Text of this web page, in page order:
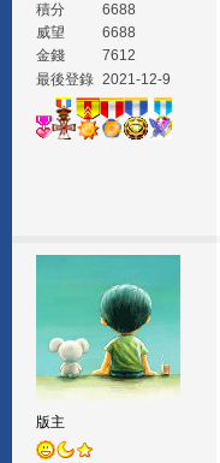
積分
6688
威望
6688
金錢
7612
最後登錄 2021-12-9
版主